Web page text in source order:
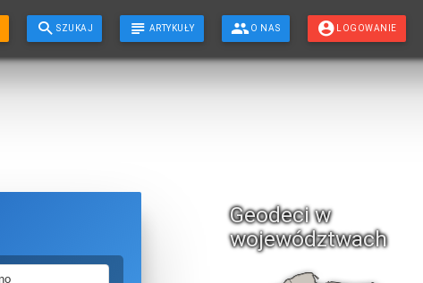
SZUKAJ ARTYKUŁY O NAS LOGOWANIE
Geodeci w
województwach